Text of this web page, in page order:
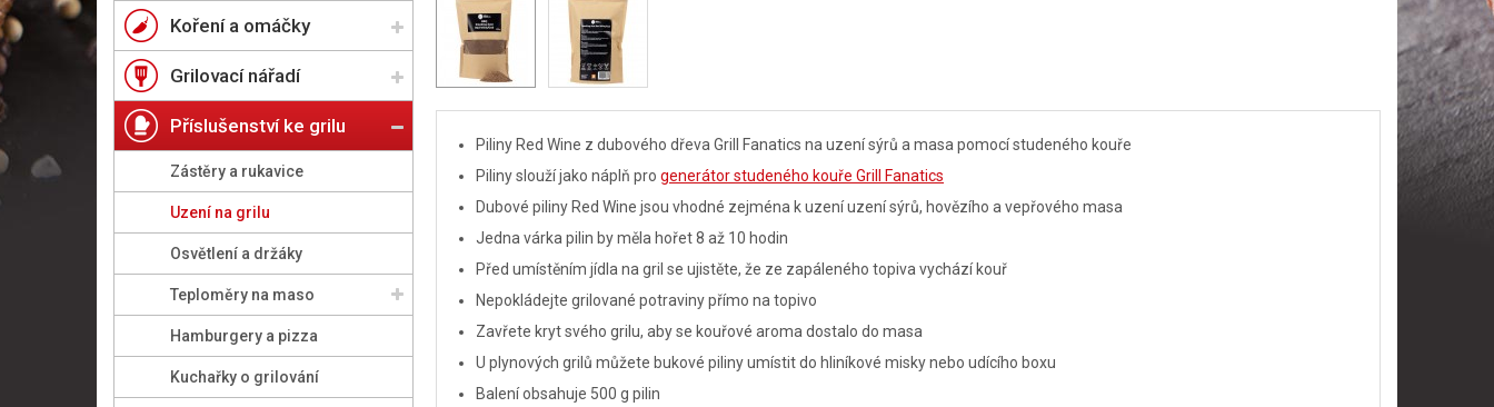
Piliny Red Wine z dubového dřeva Grill Fanatics na uzení sýrů a masa pomocí studeného kouře
Piliny slouží jako náplň pro generátor studeného kouře Grill Fanatics
Dubové piliny Red Wine jsou vhodné zejména k uzení uzení sýrů, hovězího a vepřového masa
Jedna várka pilin by měla hořet 8 až 10 hodin
Před umístěním jídla na gril se ujistěte, že ze zapáleného topiva vychází kouř
Nepokládejte grilované potraviny přímo na topivo
Zavřete kryt svého grilu, aby se kouřové aroma dostalo do masa
U plynových grilů můžete bukové piliny umístit do hliníkové misky nebo udícího boxu
Balení obsahuje 500 g pilin
Koření a omáčky
Grilovací nářadí
Příslušenství ke grilu
Zástěry a rukavice
Uzení na grilu
Osvětlení a držáky
Teploměry na maso
Hamburgery a pizza
Kuchařky o grilování